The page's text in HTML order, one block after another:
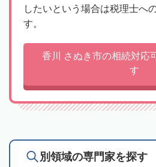
したいという場合は税理士へ
す。
香川 さぬき市の相続対応
す
別領域の専門家を探す